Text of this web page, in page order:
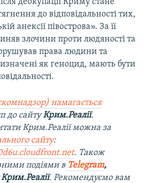
до відповідальності тих,
анексії півострова». За її
злочини проти людяності та
права людини та
як геноцид, мають бути
намагається
до сайтуКрим.Реалії.
Крим.Реалії можна за
сайту:
. Також
подіями в Telegram,
. Рекомендуємо вам